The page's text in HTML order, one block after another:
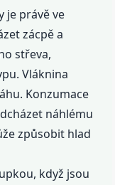
je právě ve
zácpě a
střeva,
Vláknina
Konzumace
náhlému
způsobit hlad
když jsou